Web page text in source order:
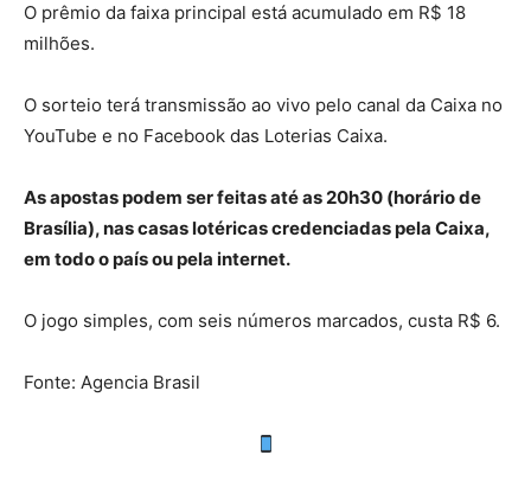
O prêmio da faixa principal está acumulado em R$ 18
milhões.
O sorteio terá transmissão ao vivo pelo canal da Caixa no
YouTube e no Facebook das Loterias Caixa.
As apostas podem ser feitas até as 20h30 (horário de
Brasília), nas casas lotéricas credenciadas pela Caixa,
em todo o país ou pela internet.
O jogo simples, com seis números marcados, custa R$ 6.
Fonte: Agencia Brasil